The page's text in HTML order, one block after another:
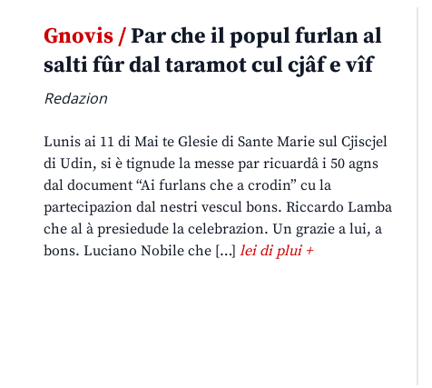
Gnovis /Par che il popul furlan al
salti fûr dal taramot cul cjâf e vîf
Redazion
Lunis ai 11 di Mai te Glesie di Sante Marie sul Cjiscjel
di Udin, si è tignude la messe par ricuardâ i 50 agns
dal document “Ai furlans che a crodin” cu la
partecipazion dal nestri vescul bons. Riccardo Lamba
che al à presiedude la celebrazion. Un grazie a lui, a
bons. Luciano Nobile che […] lei di plui +